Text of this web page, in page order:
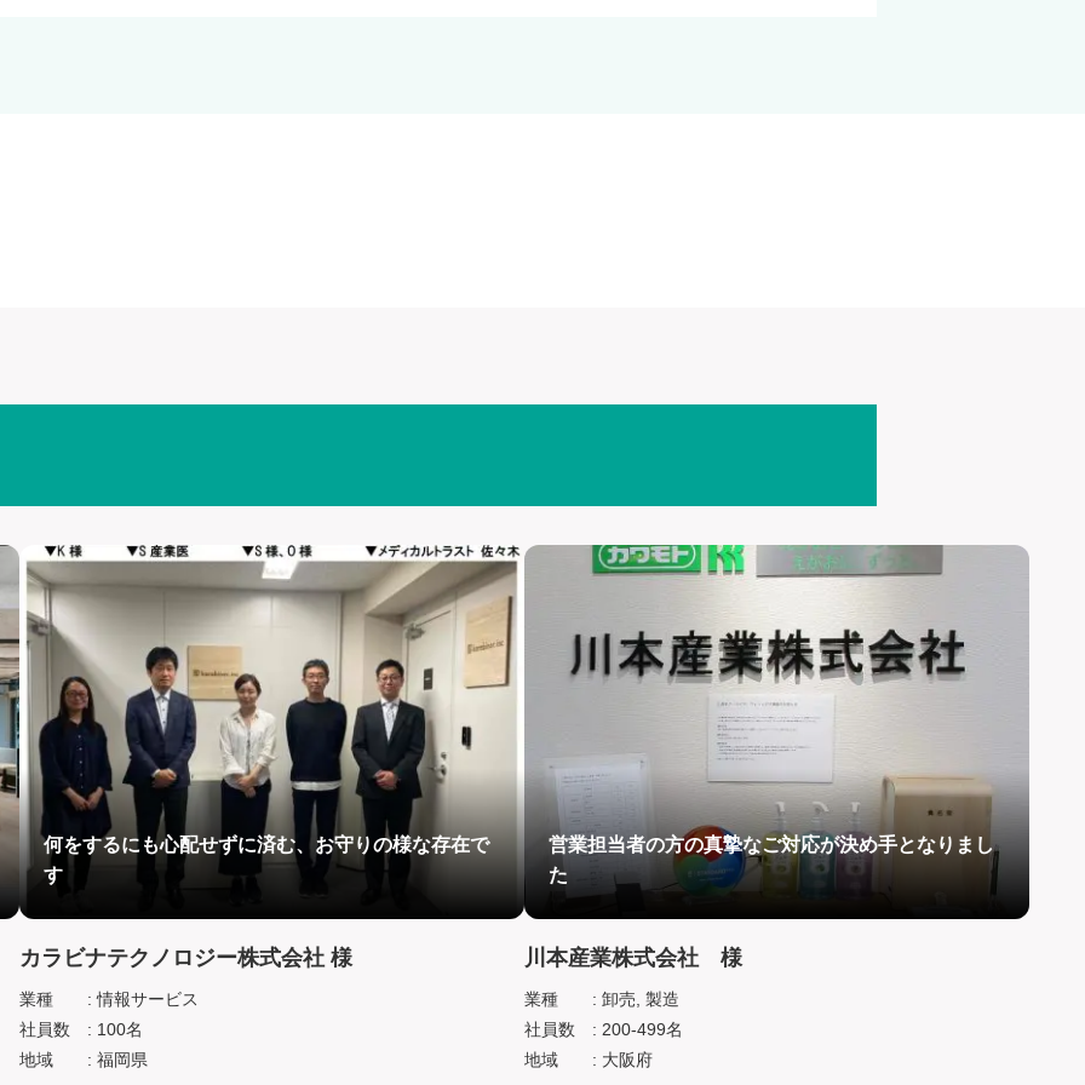
何をするにも心配せずに済む、お守りの様な存在で
す
カラビナテクノロジー株式会社 様
業種
: 情報サービス
社員数
: 100名
地域
: 福岡県
営業担当者の方の真摯なご対応が決め手となりまし
た
川本産業株式会社 様
業種
: 卸売, 製造
社員数
: 200-499名
地域
: 大阪府